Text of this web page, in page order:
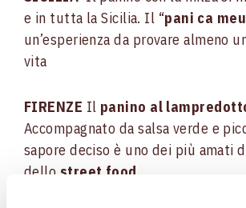
e in tutta la Sicilia. Il “pani ca
un’esperienza da provare almeno
vita
FIRENZE Il panino al
Accompagnato da salsa verde e
sapore deciso è uno dei più amati
dello street food.